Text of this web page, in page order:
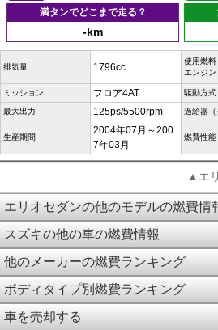
満タンでどこまで走る？
-km
排気量 1796cc
使用燃料
エンジン
ミッション フロア4AT 駆動方式
最大出力 125ps/5500rpm 過給器（
生産期間
2004年07月～200
7年03月
燃費性能
▲エ
エリオセダンの他のモデルの燃費情
スズキの他の車の燃費情報
他のメーカーの燃費ランキング
ボディタイプ別燃費ランキング
車を売却する